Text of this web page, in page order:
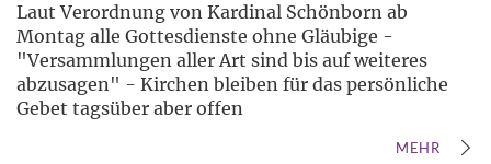
Laut Verordnung von Kardinal Schönborn ab
Montag alle Gottesdienste ohne Gläubige -
"Versammlungen aller Art sind bis auf weiteres
abzusagen" - Kirchen bleiben für das persönliche
Gebet tagsüber aber offen
MEHR